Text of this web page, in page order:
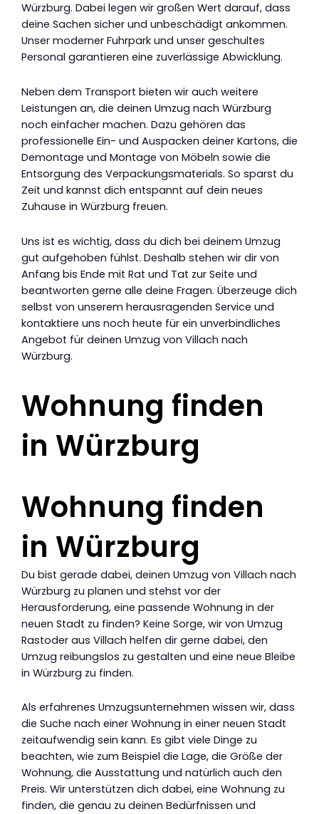
Würzburg. Dabei legen wir großen Wert darauf, dass
deine Sachen sicher und unbeschädigt ankommen.
Unser moderner Fuhrpark und unser geschultes
Personal garantieren eine zuverlässige Abwicklung.
Neben dem Transport bieten wir auch weitere
Leistungen an, die deinen Umzug nach Würzburg
noch einfacher machen. Dazu gehören das
professionelle Ein- und Auspacken deiner Kartons, die
Demontage und Montage von Möbeln sowie die
Entsorgung des Verpackungsmaterials. So sparst du
Zeit und kannst dich entspannt auf dein neues
Zuhause in Würzburg freuen.
Uns ist es wichtig, dass du dich bei deinem Umzug
gut aufgehoben fühlst. Deshalb stehen wir dir von
Anfang bis Ende mit Rat und Tat zur Seite und
beantworten gerne alle deine Fragen. Überzeuge dich
selbst von unserem herausragenden Service und
kontaktiere uns noch heute für ein unverbindliches
Angebot für deinen Umzug von Villach nach
Würzburg.
Wohnung finden
in Würzburg
Wohnung finden
in Würzburg
Du bist gerade dabei, deinen Umzug von Villach nach
Würzburg zu planen und stehst vor der
Herausforderung, eine passende Wohnung in der
neuen Stadt zu finden? Keine Sorge, wir von Umzug
Rastoder aus Villach helfen dir gerne dabei, den
Umzug reibungslos zu gestalten und eine neue Bleibe
in Würzburg zu finden.
Als erfahrenes Umzugsunternehmen wissen wir, dass
die Suche nach einer Wohnung in einer neuen Stadt
zeitaufwendig sein kann. Es gibt viele Dinge zu
beachten, wie zum Beispiel die Lage, die Größe der
Wohnung, die Ausstattung und natürlich auch den
Preis. Wir unterstützen dich dabei, eine Wohnung zu
finden, die genau zu deinen Bedürfnissen und